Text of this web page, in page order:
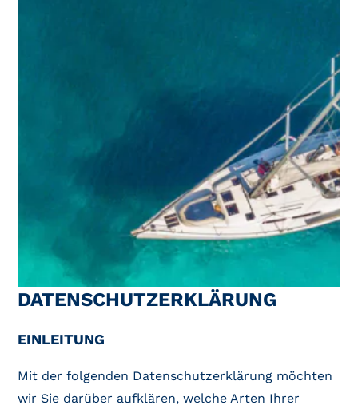
DATENSCHUTZERKLÄRUNG
EINLEITUNG
Mit der folgenden Datenschutzerklärung möchten
wir Sie darüber aufklären, welche Arten Ihrer